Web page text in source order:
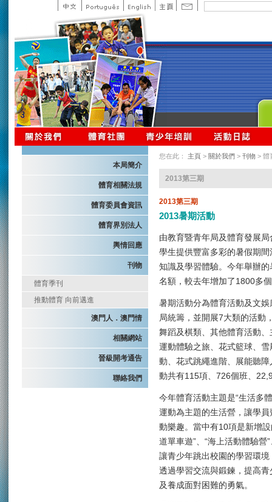
本局簡介
體育相關法規
體育委員會資訊
體育界別法人
輿情回應
刊物
體育季刊
推動體育 向前邁進
澳門人．澳門情
相關網站
晉級開考通告
聯絡我們
您在此： 主頁 > 關於我們 > 刊物 > 體
2013第三期
2013第三期
2013暑期活動
由教育暨青年局及體育發展
學生提供豐富多彩的暑假期
知識及學習體驗。今年舉辦
名額，較去年增加了1800多
暑期活動分為體育活動及文
局統籌，並開展7大類的活動
舞蹈及棋類、其他體育活動
運動體驗之旅、花式籃球、
動、花式跳繩進階、展能聽
動共有115項、726個班、
今年體育活動主題是“生活多
運動為主題的生活營，讓學
動樂趣。當中有10項是新增
道單車遊”、“海上活動體驗營
讓青少年跳出校園的學習環
透過學習交流與鍛鍊，提高
及養成面對困難的勇氣。